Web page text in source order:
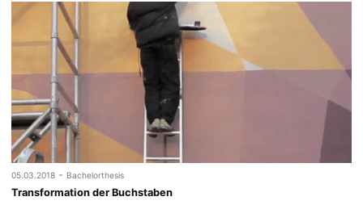
05.03.2018 - Bachelorthesis
Transformation der Buchstaben